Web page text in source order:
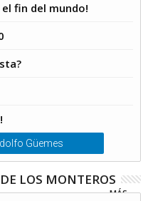
fin del mundo!
Güemes
LOS MONTEROS
MÁS...